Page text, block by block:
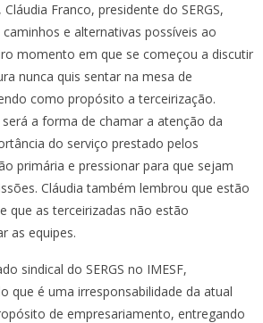
Franco, presidente do SERGS,
e alternativas possíveis ao
momento em que se começou a discutir
nunca quis sentar na mesa de
como propósito a terceirização.
a forma de chamar a atenção da
do serviço prestado pelos
primária e pressionar para que sejam
Cláudia também lembrou que estão
que as terceirizadas não estão
as equipes.
sindical do SERGS no IMESF,
que é uma irresponsabilidade da atual
de empresariamento, entregando